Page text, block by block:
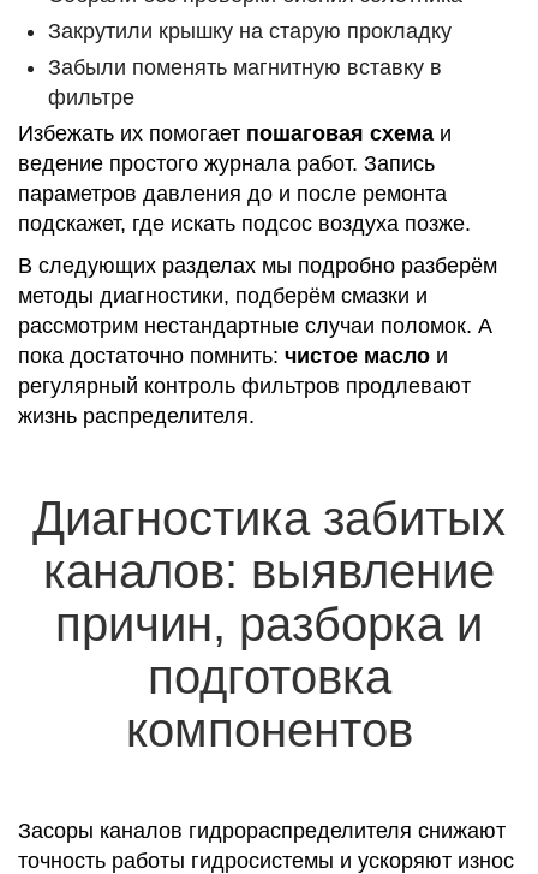
Закрутили крышку на старую прокладку
Забыли поменять магнитную вставку в
фильтре
Избежать их помогает пошаговая схема и
ведение простого журнала работ. Запись
параметров давления до и после ремонта
подскажет, где искать подсос воздуха позже.
В следующих разделах мы подробно разберём
методы диагностики, подберём смазки и
рассмотрим нестандартные случаи поломок. А
пока достаточно помнить: чистое масло и
регулярный контроль фильтров продлевают
жизнь распределителя.
Диагностика забитых
каналов: выявление
причин, разборка и
подготовка
компонентов
Засоры каналов гидрораспределителя снижают
точность работы гидросистемы и ускоряют износ